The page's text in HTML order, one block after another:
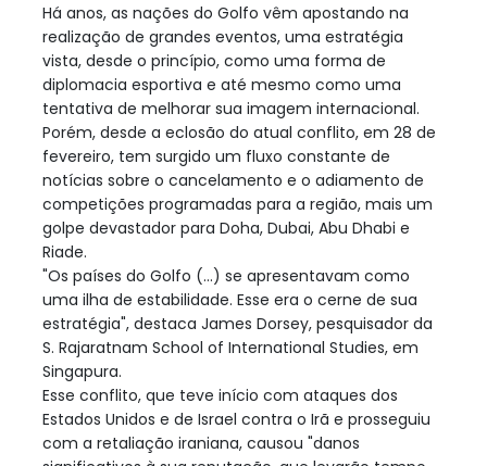
Há anos, as nações do Golfo vêm apostando na
realização de grandes eventos, uma estratégia
vista, desde o princípio, como uma forma de
diplomacia esportiva e até mesmo como uma
tentativa de melhorar sua imagem internacional.
Porém, desde a eclosão do atual conflito, em 28 de
fevereiro, tem surgido um fluxo constante de
notícias sobre o cancelamento e o adiamento de
competições programadas para a região, mais um
golpe devastador para Doha, Dubai, Abu Dhabi e
Riade.
"Os países do Golfo (...) se apresentavam como
uma ilha de estabilidade. Esse era o cerne de sua
estratégia", destaca James Dorsey, pesquisador da
S. Rajaratnam School of International Studies, em
Singapura.
Esse conflito, que teve início com ataques dos
Estados Unidos e de Israel contra o Irã e prosseguiu
com a retaliação iraniana, causou "danos